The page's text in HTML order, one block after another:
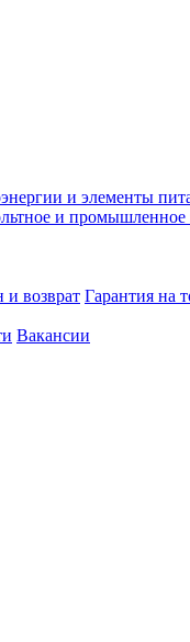
и элементы
и промышленное
возврат Гарантия на
Вакансии